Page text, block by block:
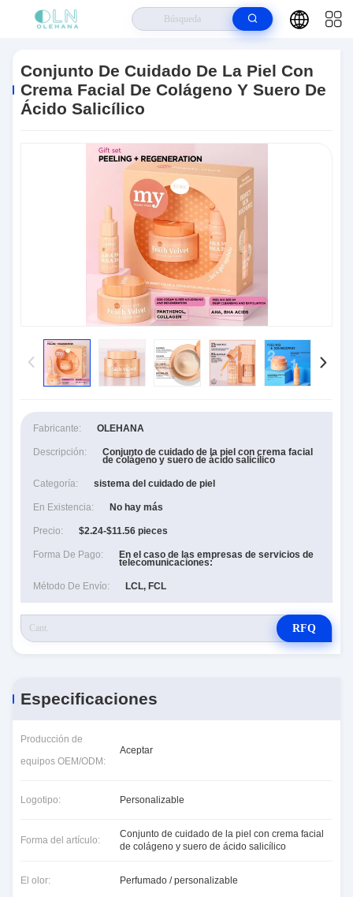
Cuidado De La Piel Con Crema Facial De Colágeno Y Suero De Ácido
Salicílico
Conjunto De Cuidado De La Piel Con
Crema Facial De Colágeno Y Suero De
Ácido Salicílico
Fabricante: OLEHANA
Descripción: Conjunto de cuidado de la piel con crema facial
de colágeno y suero de ácido salicílico
Categoría: sistema del cuidado de piel
En Existencia: No hay más
Precio: $2.24-$11.56 pieces
Forma De Pago: En el caso de las empresas de servicios de
telecomunicaciones:
Método De Envío: LCL, FCL
RFQ
Especificaciones
Producción de
equipos OEM/ODM:
Aceptar
Logotipo: Personalizable
Forma del artículo:
Conjunto de cuidado de la piel con crema facial
de colágeno y suero de ácido salicílico
El olor: Perfumado / personalizable